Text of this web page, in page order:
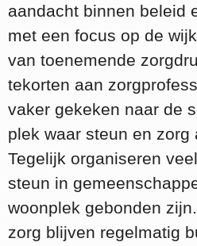
aandacht binnen beleid
met een focus op de
van toenemende
tekorten aan
vaker gekeken naar de
plek waar steun en zorg
Tegelijk organiseren
steun in
woonplek gebonden
zorg blijven regelmatig